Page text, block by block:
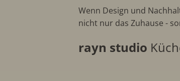
Wenn Design und
nicht nur das Zuhause -
rayn studio